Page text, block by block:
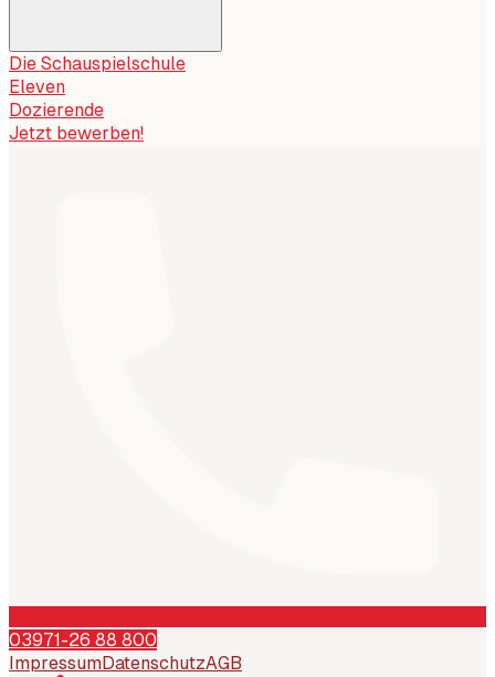
Die Schauspielschule
Eleven
Dozierende
Jetzt bewerben!
03971-26 88 800
Impressum DatenschutzAGB